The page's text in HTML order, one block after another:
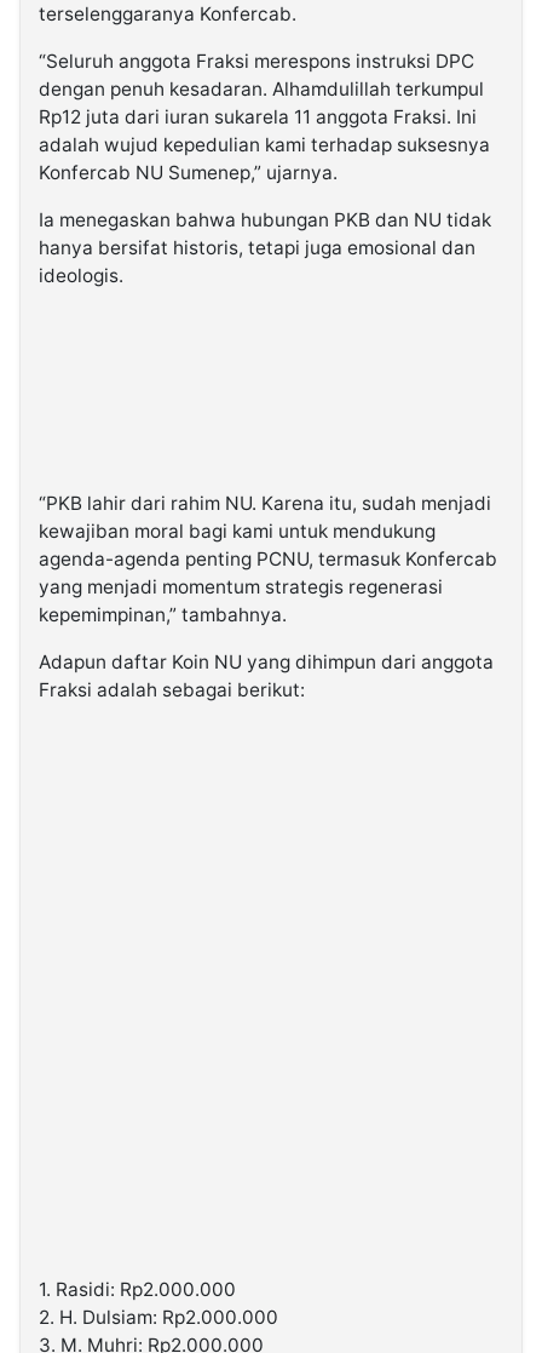
terselenggaranya Konfercab.
“Seluruh anggota Fraksi merespons instruksi DPC
dengan penuh kesadaran. Alhamdulillah terkumpul
Rp12 juta dari iuran sukarela 11 anggota Fraksi. Ini
adalah wujud kepedulian kami terhadap suksesnya
Konfercab NU Sumenep,” ujarnya.
Ia menegaskan bahwa hubungan PKB dan NU tidak
hanya bersifat historis, tetapi juga emosional dan
ideologis.
“PKB lahir dari rahim NU. Karena itu, sudah menjadi
kewajiban moral bagi kami untuk mendukung
agenda-agenda penting PCNU, termasuk Konfercab
yang menjadi momentum strategis regenerasi
kepemimpinan,” tambahnya.
Adapun daftar Koin NU yang dihimpun dari anggota
Fraksi adalah sebagai berikut:
1. Rasidi: Rp2.000.000
2. H. Dulsiam: Rp2.000.000
3. M. Muhri: Rp2.000.000